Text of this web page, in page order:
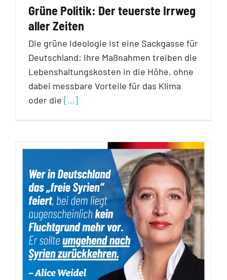
Grüne Politik: Der teuerste Irrweg
aller Zeiten
Die grüne Ideologie ist eine Sackgasse für
Deutschland: Ihre Maßnahmen treiben die
Lebenshaltungskosten in die Höhe, ohne
dabei messbare Vorteile für das Klima
oder die […]